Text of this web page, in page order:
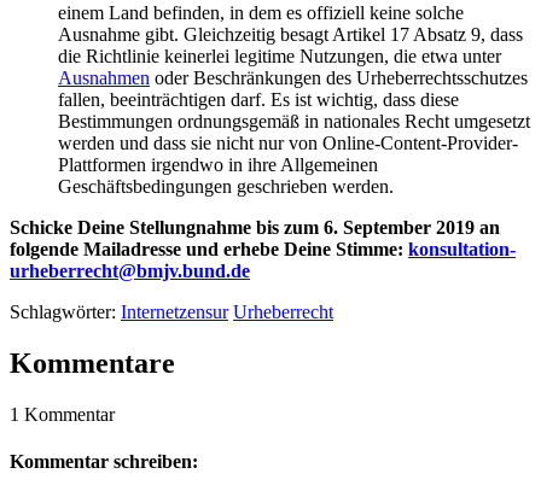
einem Land befinden, in dem es offiziell keine solche
Ausnahme gibt. Gleichzeitig besagt Artikel 17 Absatz 9, dass
die Richtlinie keinerlei legitime Nutzungen, die etwa unter
Ausnahmen oder Beschränkungen des Urheberrechtsschutzes
fallen, beeinträchtigen darf. Es ist wichtig, dass diese
Bestimmungen ordnungsgemäß in nationales Recht umgesetzt
werden und dass sie nicht nur von Online-Content-Provider-
Plattformen irgendwo in ihre Allgemeinen
Geschäftsbedingungen geschrieben werden.
Schicke Deine Stellungnahme bis zum 6. September 2019 an
folgende Mailadresse und erhebe Deine Stimme: konsultation-
urheberrecht@bmjv.bund.de
Schlagwörter: Internetzensur Urheberrecht
Kommentare
1 Kommentar
Kommentar schreiben: